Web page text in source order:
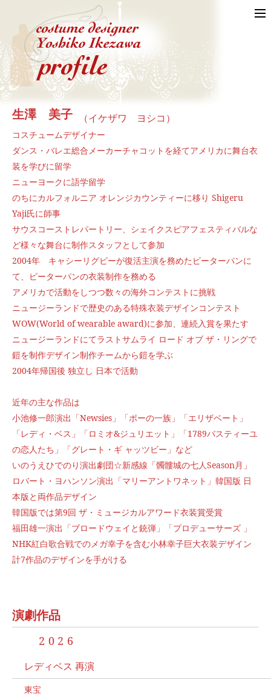
生澤 美子 （イケザワ ヨシコ）
コスチュームデザイナー
ダンス・バレエ総合メーカーチャコットを経てアメリカに舞台衣
装を学びに留学
ニューヨークに語学留学
のちにカルフォルニア オレンジカウンティーに移り Shigeru
Yaji氏に師事
サウスコーストレパートリー、シェイクスピアフェスティバルな
ど様々な舞台に制作スタッフとして参加
2004年 キャシーリグビーが復活主演を務めたピーターパンに
て、ピーターパンの衣装制作を務める
アメリカで活動をしつつ数々の海外コンテストに挑戦
ニュージーランドで歴史のある特殊衣装デザインコンテスト
WOW(World of wearable award)に参加、連続入賞を果たす
ニュージーランドにてラストサムライ ロード オブ ザ・リングで
鎧を制作デザイン制作チームから鎧を学ぶ
2004年帰国後 独立し 日本で活動
近年の主な作品は
小池修一郎演出「Newsies」「ポーの一族」「エリザベート」
「レディ・ベス」「ロミオ&ジュリエット」「1789バスティーユ
の恋人たち」「グレート・ギ ャッツビー」など
いのうえひでのり演出劇団☆新感線「髑髏城の七人Season月」
ロバート・ヨハンソン演出「マリーアントワネット」韓国版 日
本版と両作品デザイン
韓国版では第9回 ザ・ミュージカルアワード衣装賞受賞
福田雄一演出「ブロードウェイと銃弾」「プロデューサーズ 」
NHK紅白歌合戦でのメガ幸子を含む小林幸子巨大衣装デザイン
計7作品のデザインを手がける
演劇作品
2026
レディベス 再演
東宝